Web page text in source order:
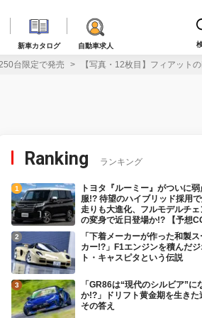
新車カタログ 自動車求人
台限定で発売 【写真・12枚目】フィアット
Ranking ランキング
トヨタ『ルーミー』がついに
服!? 待望のハイブリッド採用
走りも大進化、フルモデルチェ
の変身で近日登場か!? 【予想
「下着メーカーが作った和製
カー!?」F1エンジンを積んだジ
ト・キャスピタという伝説
「GR86は“現代のシルビア”に
か!?」ドリフト黄金期を生きた
その答え